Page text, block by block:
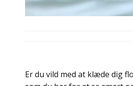
Er du vild med at klæde dig